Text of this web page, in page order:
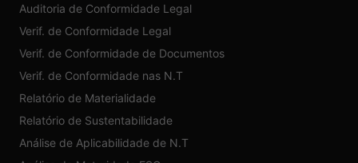
Auditoria de Conformidade Legal
Verif. de Conformidade Legal
Verif. de Conformidade de Documentos
Verif. de Conformidade nas N.T
Relatório de Materialidade
Relatório de Sustentabilidade
Análise de Aplicabilidade de N.T